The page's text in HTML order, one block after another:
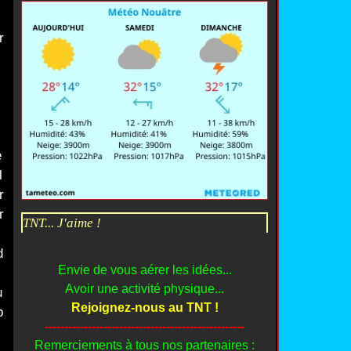
TNT... J'aime !
Envie de vous aérer les idées...
Avoir une activité physique...
Rejoignez-nous au TNT !
---------------------------------------------------
Remerciements à tous nos partenaires :